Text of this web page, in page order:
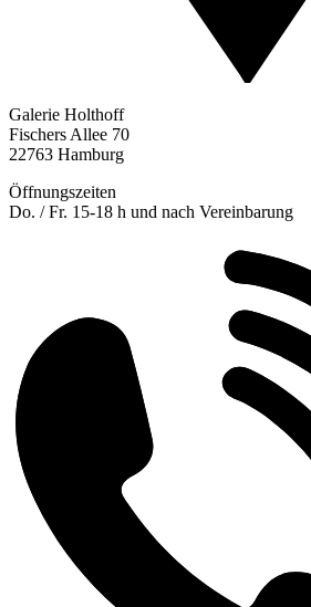
Galerie Holthoff
Fischers Allee 70
22763 Hamburg
Öffnungszeiten
Do. / Fr. 15-18 h und nach Vereinbarung